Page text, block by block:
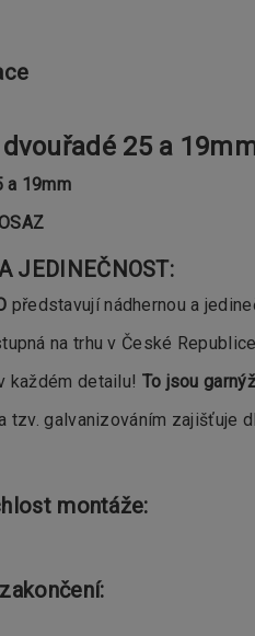
25 a
a 19mm
JEDINEČNOST:
představují nádhernou a
na trhu v České
každém detailu! To jsou
tzv. galvanizováním zajišťuje
montáže: